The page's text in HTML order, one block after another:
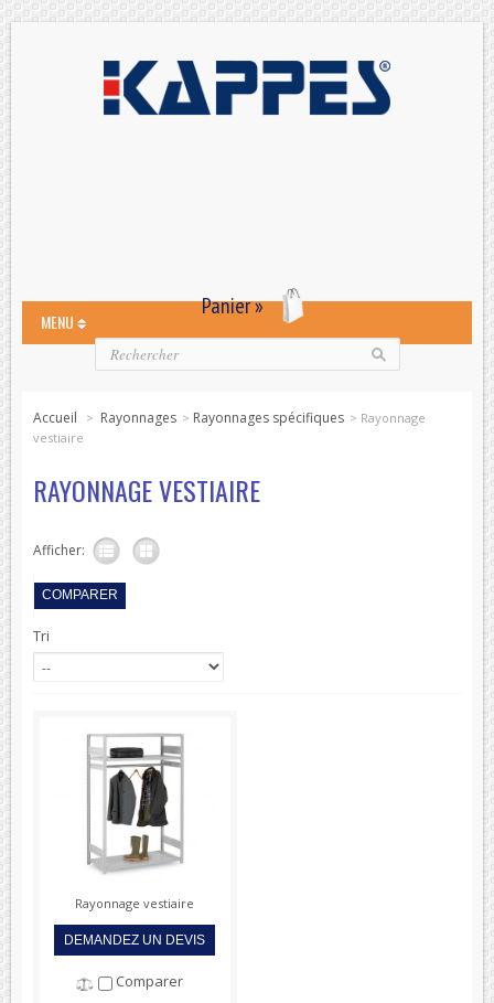
Panier »
MENU
Accueil > Rayonnages > Rayonnages spécifiques > Rayonnage
vestiaire
RAYONNAGE VESTIAIRE
Afficher:
Tri
Rayonnage vestiaire
DEMANDEZ UN DEVIS
Comparer